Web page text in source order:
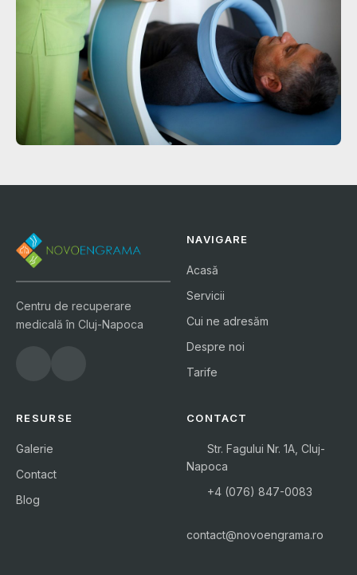
Centru de recuperare
medicală în Cluj-Napoca
NAVIGARE
Acasă
Servicii
Cui ne adresăm
Despre noi
Tarife
RESURSE
Galerie
Contact
Blog
CONTACT
Str. Fagului Nr. 1A, Cluj-
Napoca
+4 (076) 847-0083
contact@novoengrama.ro